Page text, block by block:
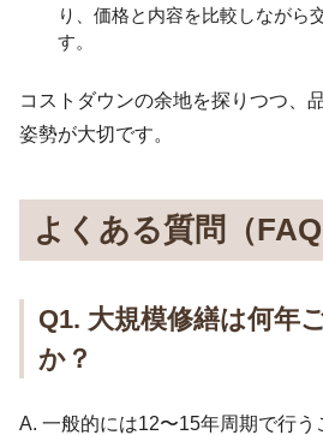
り、価格と内容を比較しながら
す。
コストダウンの余地を探りつつ、
姿勢が大切です。
よくある質問（FAQ
Q1. 大規模修繕は何年
か？
A. 一般的には12〜15年周期で行う